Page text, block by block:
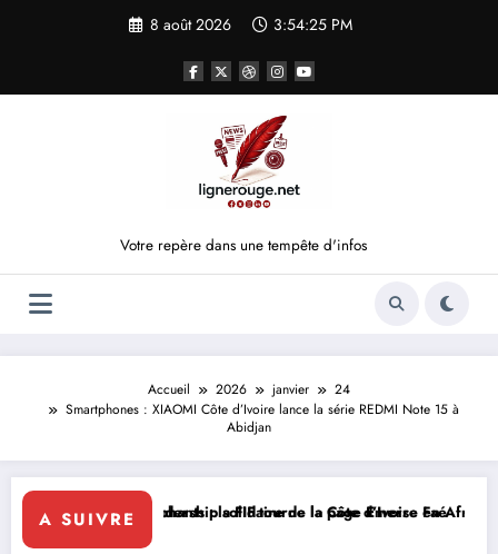
8 août 2026 3:54:26 PM
Votre repère dans une tempête d'infos
Accueil 2026 janvier
24
Smartphones : XIAOMI Côte d’Ivoire lance la série REDMI Note 15 à
Abidjan
A SUIVRE
la Côte d’Ivoire en Afrique
la page Emerse Faé Diplomatie multilatérale : à Addis-